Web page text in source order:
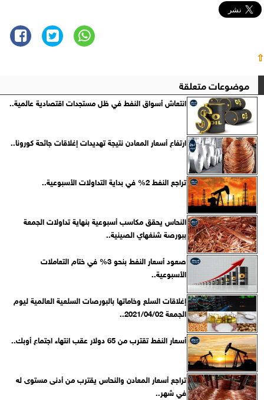
⇧
موضوعات متعلقة
انتعاش أسواق النفط في ظل مستجدات اقتصادية عالمية..
ارتفاع أسعار المعادن نتيجة تهديدات إغلاقات جائحة كورونا..
تراجع النفط 2% في بداية التداولات الأسبوعية..
النحاس يحقق مكاسب أسبوعية بنهاية تداولات الجمعة
ببورصة شنغهاي الصينية..
صعود أسعار النفط بنحو 3% في ختام التعاملات
الأسبوعية..
إغلاقات السلع وخاماتها بالبورصات السلعية العالمية ليوم
الجمعة 2021/04/02..
أسعار النفط تقترب من 65 دولار عقب انتهاء اجتماع أوبك..
تراجع أسعار المعادن والنحاس يقترب من أدنى مستوى له
في شهر..